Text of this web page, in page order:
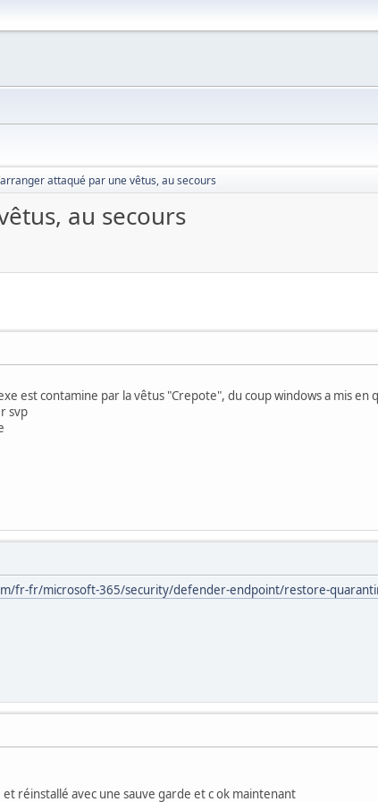
attaqué par une vêtus, au secours
au secours
est contamine par la vêtus "Crepote", du coup windows a mis
svp
fr-fr/microsoft-365/security/defender-endpoint/restore-
réinstallé avec une sauve garde et c ok maintenant